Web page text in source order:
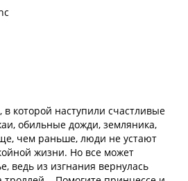
в которой наступили счастливые
обильные дожди, земляника,
чем раньше, люди не устают
жизни. Но все может
ведь из изгнания вернулась